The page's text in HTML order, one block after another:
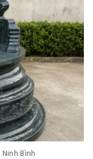
Bình